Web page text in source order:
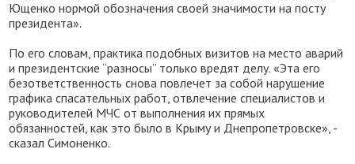
Ющенко нормой обозначения своей значимости на посту
президента».
По его словам, практика подобных визитов на место аварий
и президентские “разносы” только вредят делу. «Эта его
безответственность снова повлечет за собой нарушение
графика спасательных работ, отвлечение специалистов и
руководителей МЧС от выполнения их прямых
обязанностей, как это было в Крыму и Днепропетровске», -
сказал Симоненко.